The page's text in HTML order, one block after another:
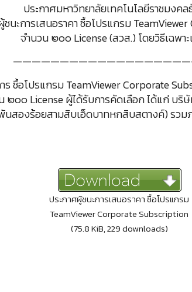
ประกาศมหาวิทยาลัยเทคโนโลยีราชมงค
ชนะการเสนอราคา ซื้อโปรแกรม
จำนวน ๒๐๐ License (สวส.) โดยวิธีเฉพาะ
ซื้อโปรแกรม TeamViewer Corporate
๐๐ License ผู้ได้รับการคัดเลือก ได้แก่ บริ
องร้อยสามสิบเอ็ดบาทหกสิบสตางค์) รวม
ประกาศผู้ชนะการเสนอราคา ซื้อโปรแกรม
TeamViewer Corporate Subscription
(75.8 KiB, 229 downloads)